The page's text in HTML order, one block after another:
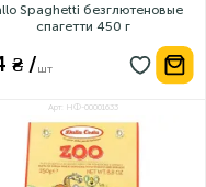
Spaghetti безглютеновые
спагетти 450 г
₴ /шт
Арт: НФ-00001633